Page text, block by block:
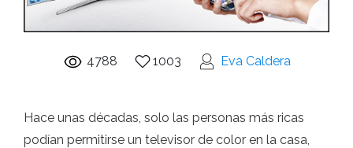
4788 1003 Eva Caldera
Hace unas décadas, solo las personas más ricas
podían permitirse un televisor de color en la casa,